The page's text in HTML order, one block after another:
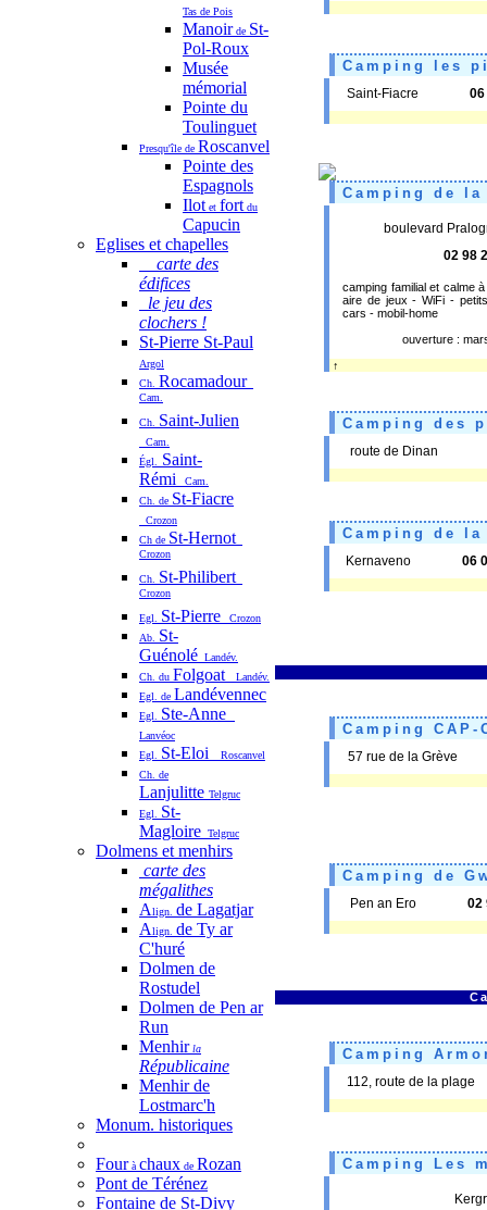
Tas de Pois
Manoirde St-
Pol-Roux
Musée
mémorial
Pointe du
Toulinguet
Presqu'île de Roscanvel
Pointe des
Espagnols
Ilot et fort du
Capucin
Eglises et chapelles
carte des
édifices
le jeu des
clochers !
St-Pierre St-Paul
Argol
Ch. Rocamadour
Cam.
Ch. Saint-Julien
Cam.
Égl.
Saint-
Rémi
Cam.
Ch. de St-Fiacre
Crozon
Ch de St-Hernot
Crozon
Ch. St-Philibert
Crozon
Egl. St-Pierre
Crozon
Ab. St-
Guénolé Landév.
Ch. du Folgoat
Landév.
Egl. de Landévennec
Egl. Ste-Anne
Lanvéoc
Egl. St-Eloi
Roscanvel
Ch. de
Lanjulitte Telgruc
Egl. St-
Magloire Telgruc
Dolmens et menhirs
carte des
mégalithes
Align. de Lagatjar
Align. de Ty ar
C'huré
Dolmen de
Rostudel
Dolmen de Pen ar
Run
Menhirla
Républicaine
Menhir de
Lostmarc'h
Monum. historiques
Fourà chaux de Rozan
Pont de Térénez
Fontaine de St-Divy
Camping les
Saint-Fiacre 06
Camping de
boulevard
02 98
camping familial et calme
aire de jeux - WiFi -
cars - mobil-home
ouverture :
↑
Camping des
route de Dinan
Camping de
Kernaveno 06
Camping CAP-
57 rue de la Grève
Camping de
Pen an Ero 02
Camping
112, route de la
Camping Les